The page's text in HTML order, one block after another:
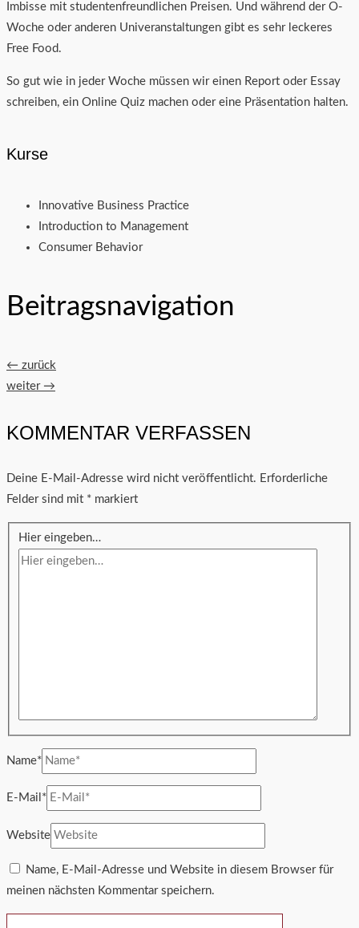
Imbisse mit studentenfreundlichen Preisen. Und während der O-
Woche oder anderen Univeranstaltungen gibt es sehr leckeres
Free Food.
So gut wie in jeder Woche müssen wir einen Report oder Essay
schreiben, ein Online Quiz machen oder eine Präsentation halten.
Kurse
Innovative Business Practice
Introduction to Management
Consumer Behavior
Beitragsnavigation
← zurück
weiter →
KOMMENTAR VERFASSEN
Deine E-Mail-Adresse wird nicht veröffentlicht. Erforderliche
Felder sind mit * markiert
Hier eingeben…
Name*
E-Mail*
Website
Name, E-Mail-Adresse und Website in diesem Browser für
meinen nächsten Kommentar speichern.